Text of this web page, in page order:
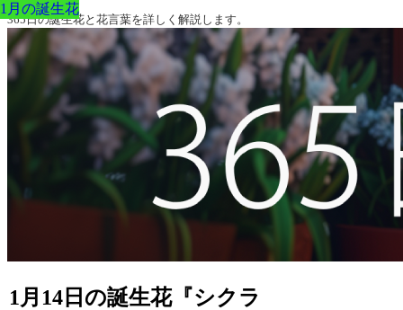
365日の誕生花と花言葉を詳しく解説します。
1月14日の誕生花『シクラ
1月の誕生花
1月の誕生花
1月の誕生花
1月の誕生花
1月の誕生花
1月の誕生花
1月の誕生花